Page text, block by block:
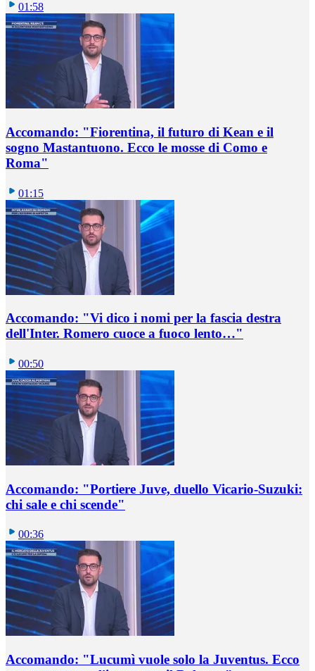
01:58
Accomando: "Fiorentina, il futuro di Kean e il
sogno Mastantuono. Ecco le mosse di Como e
Roma"
01:15
Accomando: "Vi dico i nomi per la fascia destra
dell'Inter. Romero cuoce a fuoco lento…"
00:50
Accomando: "Portiere Juve, duello Vicario-Suzuki:
chi sale e chi scende"
00:36
Accomando: "Lucumì vuole solo la Juventus. Ecco